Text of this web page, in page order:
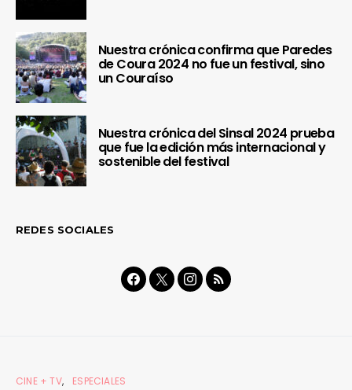
Nuestra crónica confirma que Paredes
de Coura 2024 no fue un festival, sino
un Couraíso
Nuestra crónica del Sinsal 2024 prueba
que fue la edición más internacional y
sostenible del festival
REDES SOCIALES
CINE + TV ESPECIALES